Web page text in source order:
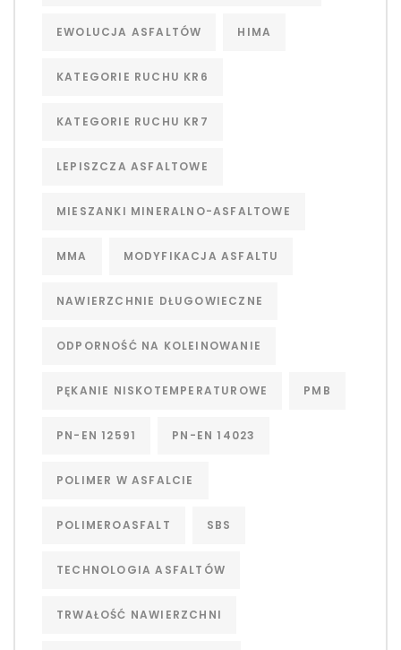
EWOLUCJA ASFALTÓW HIMA
KATEGORIE RUCHU KR6
KATEGORIE RUCHU KR7
LEPISZCZA ASFALTOWE
MIESZANKI MINERALNO-ASFALTOWE
MMA MODYFIKACJA ASFALTU
NAWIERZCHNIE DŁUGOWIECZNE
ODPORNOŚĆ NA KOLEINOWANIE
PĘKANIE NISKOTEMPERATUROWE PMB
PN-EN 12591 PN-EN 14023
POLIMER W ASFALCIE
POLIMEROASFALT SBS
TECHNOLOGIA ASFALTÓW
TRWAŁOŚĆ NAWIERZCHNI